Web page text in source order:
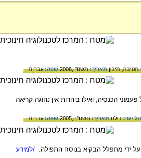
חטיבה,תיכוןתאריך:תשס"ו,2006 שפה:עברית
הכנסיה, ואילו ביהדות אין נהוגה קריאה
יעד:כולםתאריך:תשס"ה,2005 שפה:עברית
ידי מתפלל הבקיא בנוסח התפילה.
/למידע